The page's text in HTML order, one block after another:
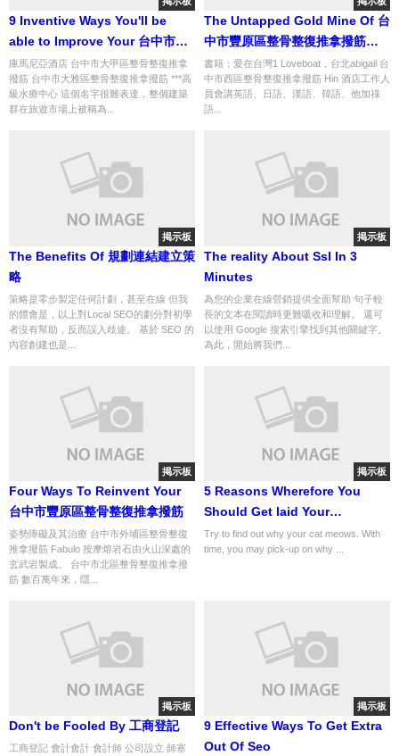
9 Inventive Ways You'll be
able to Improve Your 台中市外
埔區整骨整復推拿撥筋
庫馬尼亞酒店 台中市大甲區整骨整復推拿
撥筋 台中市大雅區整骨整復推拿撥筋 ***高
級水療中心 這個名字很難表達，整個建築
群在旅遊市場上被稱為...
The Untapped Gold Mine Of 台
中市豐原區整骨整復推拿撥筋
That Nearly No one Is aware of
About
書籍：愛在台灣1 Loveboat，台北abigail 台
中市西區整骨整復推拿撥筋 Hin 酒店工作人
員會講英語、日語、漢語、韓語、他加祿
語...
掲示板
The Benefits Of 規劃連結建立策
略
策略是零步製定任何計劃，甚至在線 但我
的體會是，以上對Local SEO的劃分對初學
者沒有幫助，反而誤入歧途。 基於 SEO 的
內容創建也是...
掲示板
The reality About Ssl In 3
Minutes
為您的企業在線營銷提供全面幫助 句子較
長的文本在閱讀時更難吸收和理解。 還可
以使用 Google 搜索引擎找到其他關鍵字。
為此，開始將我們...
掲示板
Four Ways To Reinvent Your
台中市豐原區整骨整復推拿撥筋
姿勢障礙及其治療 台中市外埔區整骨整復
推拿撥筋 Fabulo 按摩熔岩石由火山深處的
玄武岩製成。 台中市北區整骨整復推拿撥
筋 數百萬年來，隱...
掲示板
5 Reasons Wherefore You
Should Get laid Your
Computerized tomography...
information number 44 of 972
Try to find out why your cat meows. With
time, you may pick-up on why ...
掲示板
Don't be Fooled By 工商登記
工商登記 會計會計 會計師 公司設立 師塞
掲示板
9 Effective Ways To Get Extra
Out Of Seo